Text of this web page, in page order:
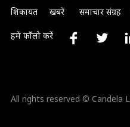
शिकायत
खबरें समाचार संग्रह
हमें फॉलो करें
All rights reserved © Candela